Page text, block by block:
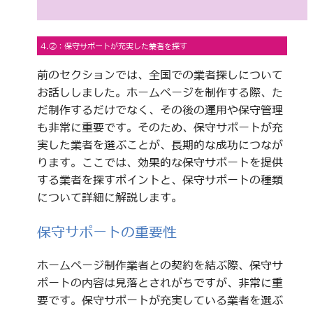
4.②：保守サポートが充実した業者を探す
前のセクションでは、全国での業者探しについて
お話ししました。ホームページを制作する際、た
だ制作するだけでなく、その後の運用や保守管理
も非常に重要です。そのため、保守サポートが充
実した業者を選ぶことが、長期的な成功につなが
ります。ここでは、効果的な保守サポートを提供
する業者を探すポイントと、保守サポートの種類
について詳細に解説します。
保守サポートの重要性
ホームページ制作業者との契約を結ぶ際、保守サ
ポートの内容は見落とされがちですが、非常に重
要です。保守サポートが充実している業者を選ぶ